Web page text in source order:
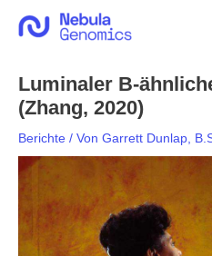
Inhalt
Luminaler B-
(Zhang, 2020)
Berichte / Von Garrett Dunlap,